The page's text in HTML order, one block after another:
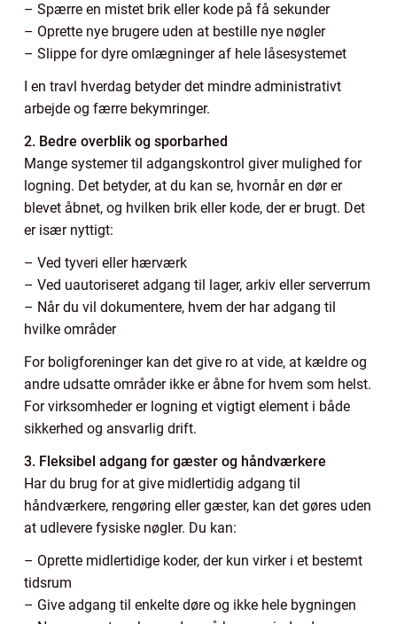
– Spærre en mistet brik eller kode på få sekunder
– Oprette nye brugere uden at bestille nye nøgler
– Slippe for dyre omlægninger af hele låsesystemet
I en travl hverdag betyder det mindre administrativt
arbejde og færre bekymringer.
2. Bedre overblik og sporbarhed
Mange systemer til adgangskontrol giver mulighed for
logning. Det betyder, at du kan se, hvornår en dør er
blevet åbnet, og hvilken brik eller kode, der er brugt. Det
er især nyttigt:
– Ved tyveri eller hærværk
– Ved uautoriseret adgang til lager, arkiv eller serverrum
– Når du vil dokumentere, hvem der har adgang til
hvilke områder
For boligforeninger kan det give ro at vide, at kældre og
andre udsatte områder ikke er åbne for hvem som helst.
For virksomheder er logning et vigtigt element i både
sikkerhed og ansvarlig drift.
3. Fleksibel adgang for gæster og håndværkere
Har du brug for at give midlertidig adgang til
håndværkere, rengøring eller gæster, kan det gøres uden
at udlevere fysiske nøgler. Du kan:
– Oprette midlertidige koder, der kun virker i et bestemt
tidsrum
– Give adgang til enkelte døre og ikke hele bygningen